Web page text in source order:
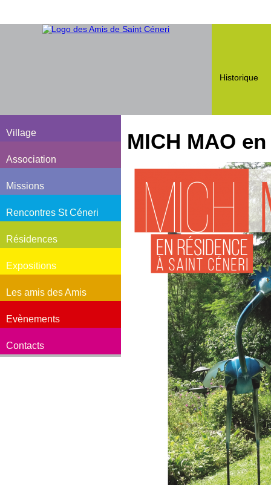
Historique
Village
Association
Missions
Rencontres St Céneri
Résidences
Expositions
Les amis des Amis
Evènements
Contacts
MICH MAO